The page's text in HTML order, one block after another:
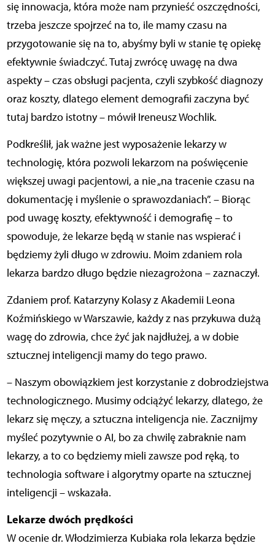
się innowacja, która może nam przynieść oszczędności,
trzeba jeszcze spojrzeć na to, ile mamy czasu na
przygotowanie się na to, abyśmy byli w stanie tę opiekę
efektywnie świadczyć. Tutaj zwrócę uwagę na dwa
aspekty – czas obsługi pacjenta, czyli szybkość diagnozy
oraz koszty, dlatego element demografii zaczyna być
tutaj bardzo istotny – mówił Ireneusz Wochlik.
Podkreślił, jak ważne jest wyposażenie lekarzy w
technologię, która pozwoli lekarzom na poświęcenie
większej uwagi pacjentowi, a nie „na tracenie czasu na
dokumentację i myślenie o sprawozdaniach”. – Biorąc
pod uwagę koszty, efektywność i demografię – to
spowoduje, że lekarze będą w stanie nas wspierać i
będziemy żyli długo w zdrowiu. Moim zdaniem rola
lekarza bardzo długo będzie niezagrożona – zaznaczył.
Zdaniem prof. Katarzyny Kolasy z Akademii Leona
Koźmińskiego w Warszawie, każdy z nas przykuwa dużą
wagę do zdrowia, chce żyć jak najdłużej, a w dobie
sztucznej inteligencji mamy do tego prawo.
– Naszym obowiązkiem jest korzystanie z dobrodziejstwa
technologicznego. Musimy odciążyć lekarzy, dlatego, że
lekarz się męczy, a sztuczna inteligencja nie. Zacznijmy
myśleć pozytywnie o AI, bo za chwilę zabraknie nam
lekarzy, a to co będziemy mieli zawsze pod ręką, to
technologia software i algorytmy oparte na sztucznej
inteligencji – wskazała.
Lekarze dwóch prędkości
W ocenie dr. Włodzimierza Kubiaka rola lekarza będzie